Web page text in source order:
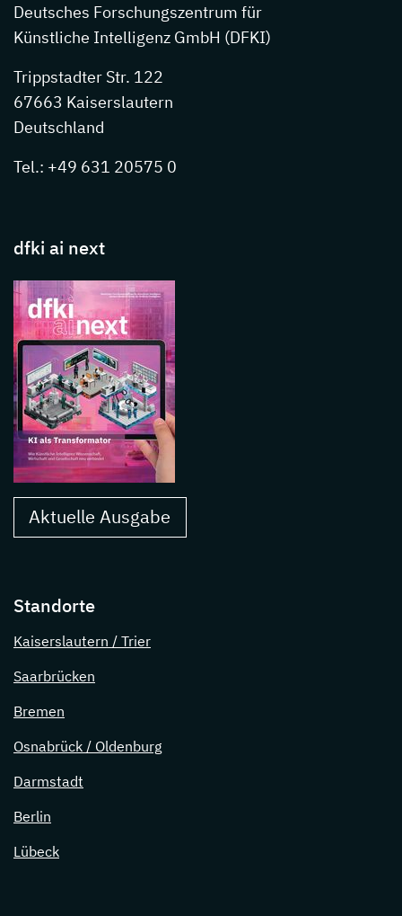
Deutsches Forschungszentrum für
Künstliche Intelligenz GmbH (DFKI)
Trippstadter Str. 122
67663 Kaiserslautern
Deutschland
Tel.: +49 631 20575 0
dfki ai next
Aktuelle Ausgabe
Standorte
Kaiserslautern / Trier
Saarbrücken
Bremen
Osnabrück / Oldenburg
Darmstadt
Berlin
Lübeck